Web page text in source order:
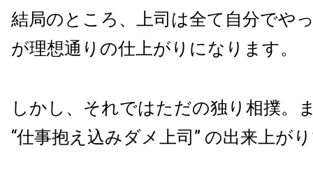
結局のところ、上司は全て自分でや
が理想通りの仕上がりになります。
しかし、それではただの独り相撲。
“仕事抱え込みダメ上司” の出来上が